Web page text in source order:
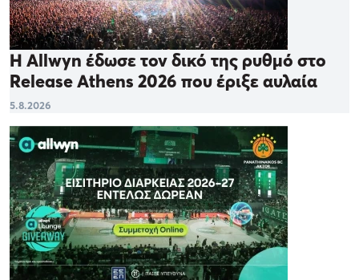
Η Allwyn έδωσε τον δικό της ρυθμό στο
Release Athens 2026 που έριξε αυλαία
5.8.2026